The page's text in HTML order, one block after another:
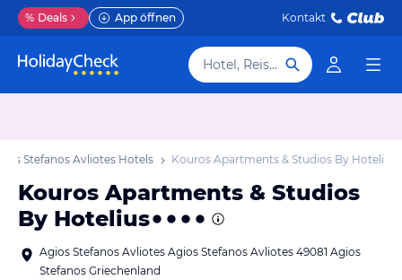
% Deals App öffnen Kontakt
Hotel, Reiseziel
Stefanos Avliotes Hotels Kouros Apartments & Studios By Hotelius
Kouros Apartments & Studios
By Hotelius
Agios Stefanos Avliotes Agios Stefanos Avliotes 49081 Agios
Stefanos Griechenland